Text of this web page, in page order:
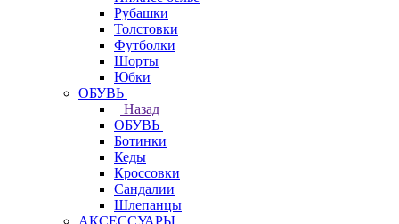
Рубашки
Толстовки
Футболки
Шорты
Юбки
ОБУВЬ
Назад
ОБУВЬ
Ботинки
Кеды
Кроссовки
Сандалии
Шлепанцы
АКСЕССУАРЫ